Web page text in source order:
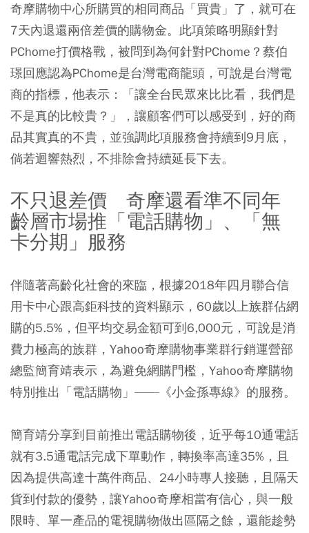
奇摩購物中心所購買的相同商品「買貴」了，就可在
7天內退還兩倍差價的購物金。此項策略明顯針對
PChome打價格戰，被問到為何針對PChome？蔡伯
璟回應認為PChome是台灣電商龍頭，可說是台灣電
商的指標，他表示：「讓全台民眾來比比看，我們是
不是真的比較貴？」，讓顧客們可以感受到，好的商
品其實真的不貴，並強調此項服務會持續到9月底，
倘若迴響熱烈，不排除會持續延長下去。
不只退差價 奇摩還看準不同年
齡層市場推「電話購物」、「無
卡分期」服務
伴隨著高齡化社會的來臨，根據2018年四月聯合信
用卡中心跟高鉅科技的資料顯示，60歲以上族群佔網
購的5.5%，但平均交易金額可到6,000元，可說是消
費力極高的族群，Yahoo奇摩購物事業群行銷運營部
總監簡育靖表示，為避免網購門檻，Yahoo奇摩購物
特別推出「電話購物」——《小金孫專線》的服務。
簡育靖分享到目前推出電話購物後，近乎每10通電話
就有3.5通電話完成下單動作，轉換率高達35%，且
因為提供高達十萬件商品、24小時專人接聽，且隔天
貨到付款的優勢，讓Yahoo奇摩相當有信心，與一般
限時、單一產品的電視購物做出區隔之餘，還能趁勢